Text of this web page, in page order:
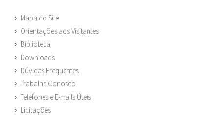
Mapa do Site
Orientações aos Visitantes
Biblioteca
Downloads
Dúvidas Frequentes
Trabalhe Conosco
Telefones e E-mails Úteis
Licitações